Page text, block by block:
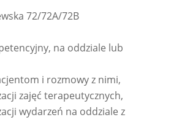
72/72A/72B
na oddziale lub
i rozmowy z nimi,
zajęć terapeutycznych,
wydarzeń na oddziale z